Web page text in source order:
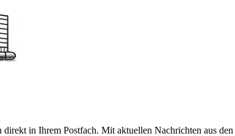
in Ihrem Postfach. Mit aktuellen Nachrichten aus